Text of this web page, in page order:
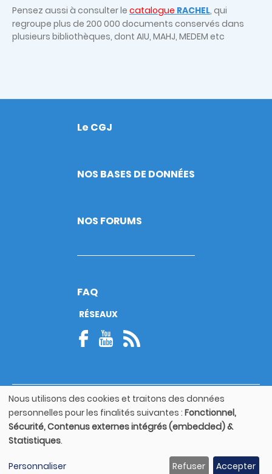
Pensez aussi à consulter le catalogue RACHEL, qui
regroupe plus de 200 000 documents conservés dans
plusieurs bibliothèques, dont AIU, MAHJ, MEDEM etc
Footer
Le CGJ
NOS BASES DE DONNÉES
NOS FORUMS
FAQ
RÉSEAUX
© Copyright 2026
Footer
bottom
Mentions légales
Utilisation
des
données
personnelles
et
Nous utilisons des cookies et traitons des données
personnelles pour les finalités suivantes : Fonctionnel,
Sécurité, Contenus externes intégrés (embedded) &
Statistiques.
Personnaliser Refuser Accepter